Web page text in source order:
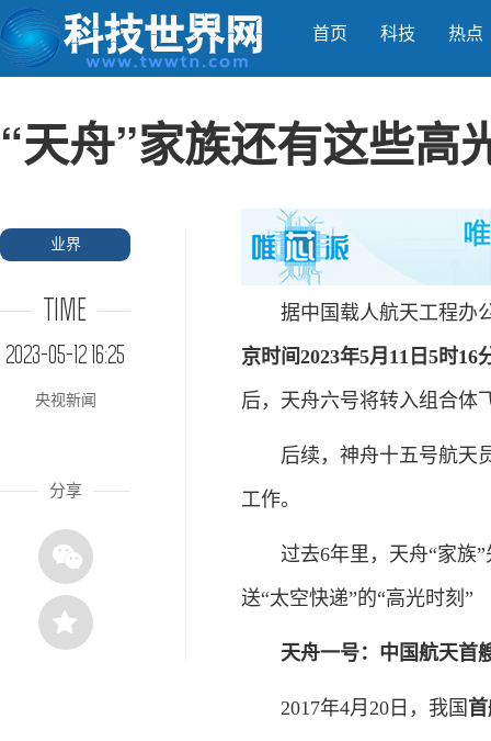
首页 科技 热点
“天舟”家族还有这些高
业界
TIME
2023-05-12 16:25
央视新闻
分享
据中国载人航天工程办
京时间2023年5月11日5时
后，天舟六号将转入组合体
后续，神舟十五号航天员
工作。
过去6年里，天舟“家族”
送“太空快递”的“高光时刻”
天舟一号：中国航天首
2017年4月20日，我国